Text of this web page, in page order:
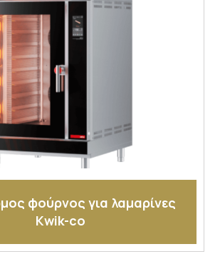
φούρνος για λαμαρίνες
Kwik-co